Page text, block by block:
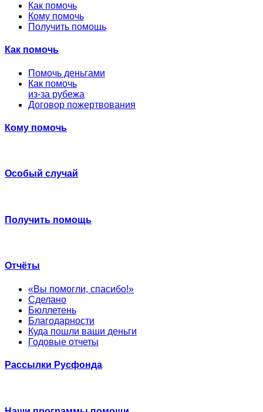
Как помочь
Кому помочь
Получить помощь
Как помочь
Помочь деньгами
Как помочь
из-за рубежа
Договор пожертвования
Кому помочь
Особый случай
Получить помощь
Отчёты
«Вы помогли, спасибо!»
Сделано
Бюллетень
Благодарности
Куда пошли ваши деньги
Годовые отчеты
Рассылки Русфонда